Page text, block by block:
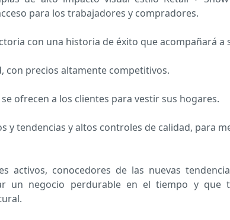
para los trabajadores y compradores.
con una historia de éxito que acompañará a
con precios altamente competitivos.
ofrecen a los clientes para vestir sus hogares.
y tendencias y altos controles de calidad, para
activos, conocedores de las nuevas
un negocio perdurable en el tiempo y que